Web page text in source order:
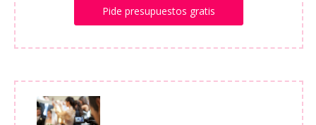
Pide presupuestos gratis